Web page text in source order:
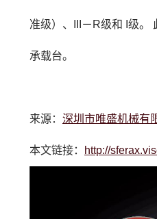
准级）、III－R级和 I级。
承载台。
来源： 深圳市唯盛机械有
本文链接： http://